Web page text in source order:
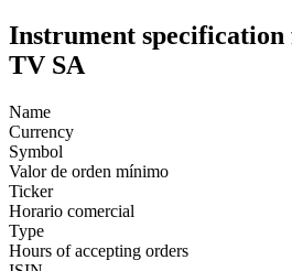
Instrument
TV SA
Name
Currency
Symbol
Valor de orden mínimo
Ticker
Horario comercial
Type
Hours of accepting orders